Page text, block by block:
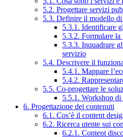
5.2. Progettare servizi
5.3. Definire il modello
5.3.1. Identificare
5.3.2. Formulare
5.3.3. Inquadrare
servizio
5.4. Descrivere il
5.4.1. Mappare
5.4.2.
5.5. Co-progettare le
5.5.1. Workshop
6. Progettazione dei contenuti
6.1. Cos’è il content
6.2. Ricerca utente sui
6.2.1. Content